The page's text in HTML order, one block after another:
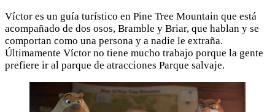
Víctor es un guía turístico en Pine Tree Mountain que está
acompañado de dos osos, Bramble y Briar, que hablan y se
comportan como una persona y a nadie le extraña.
Últimamente Víctor no tiene mucho trabajo porque la gente
prefiere ir al parque de atracciones Parque salvaje.